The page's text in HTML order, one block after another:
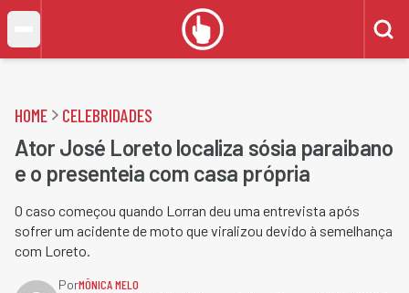
HOME CELEBRIDADES
Ator José Loreto localiza sósia paraibano
e o presenteia com casa própria
O caso começou quando Lorran deu uma entrevista após
sofrer um acidente de moto que viralizou devido à semelhança
com Loreto.
PorMÔNICA MELO